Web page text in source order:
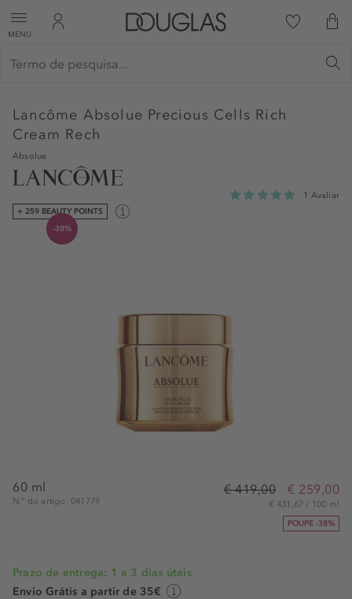
MENU
Lancôme Absolue Precious Cells Rich
Cream Rech
Absolue
1 Avaliar
+ 259 BEAUTY POINTS
-38%
60 ml
N.° do artigo: 041779
€ 419,00 € 259,00
€ 431,67 / 100 ml
POUPE -38%
Prazo de entrega: 1 a 3 dias úteis
Envio Grátis a partir de 35€